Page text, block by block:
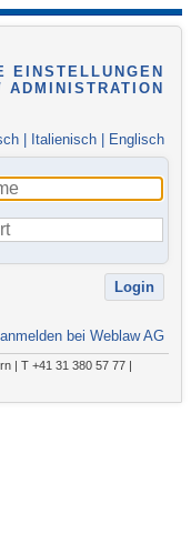
EINSTELLUNGEN
ADMINISTRATION
Italienisch Englisch
bei Weblaw AG
| T +41 31 380 57 77 |